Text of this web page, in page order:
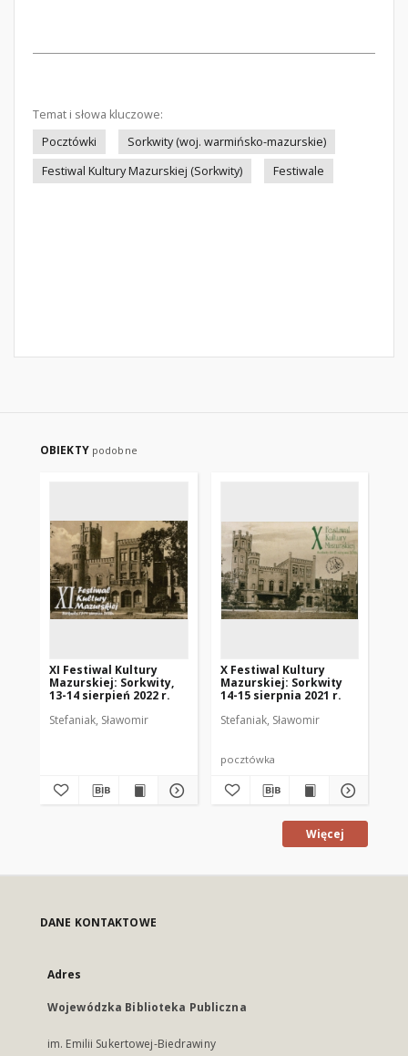
Temat i słowa kluczowe:
Pocztówki
Sorkwity (woj. warmińsko-mazurskie)
Festiwal Kultury Mazurskiej (Sorkwity)
Festiwale
OBIEKTY podobne
XI Festiwal Kultury
Mazurskiej: Sorkwity,
13-14 sierpień 2022 r.
Stefaniak, Sławomir
X Festiwal Kultury
Mazurskiej: Sorkwity
14-15 sierpnia 2021 r.
Stefaniak, Sławomir
pocztówka
Więcej
DANE KONTAKTOWE
Adres
Wojewódzka Biblioteka Publiczna
im. Emilii Sukertowej-Biedrawiny